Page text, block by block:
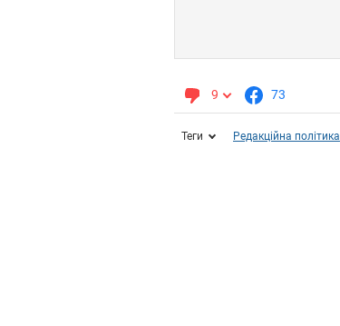
9 73
Теги Редакційна політика